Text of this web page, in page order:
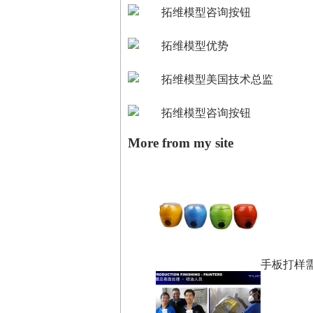
More from my site
手板打样